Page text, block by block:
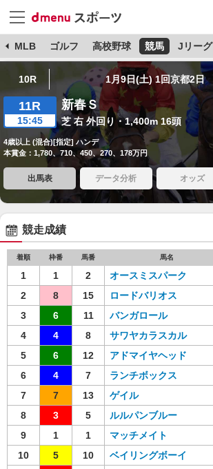
MLB ゴルフ 高校野球 競馬 Jリーグ
10R 1月9日(土) 1回京都2日
11R
15:45
新春Ｓ
芝 右 外回り・1,400m 16頭
4歳以上 (混合)[指定] ハンデ
本賞金：1,780、710、450、270、178万円
出馬表 データ分析 オッズ
競走成績
着順 枠番 馬番 馬名
1 1 2 オースミスパーク
2
8 15 ロードバリオス
3
6 11 バンガロール
4
4 8 サワヤカラスカル
5
6 12 アドマイヤヘッド
6
4 7 ランチボックス
7
7 13 ゲイル
8
3 5 ルルパンブルー
9
1 1 マッチメイト
10
5 10 ベイリングボーイ